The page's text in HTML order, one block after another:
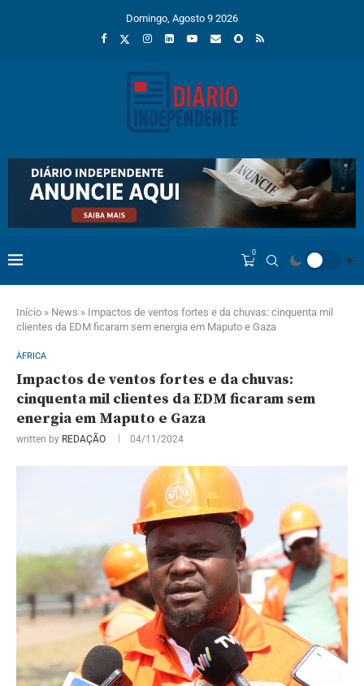
Domingo, Agosto 9 2026
0
Início » News » Impactos de ventos fortes e da chuvas: cinquenta mil
clientes da EDM ficaram sem energia em Maputo e Gaza
ÁFRICA
Impactos de ventos fortes e da chuvas:
cinquenta mil clientes da EDM ficaram sem
energia em Maputo e Gaza
written by REDAÇÃO 04/11/2024